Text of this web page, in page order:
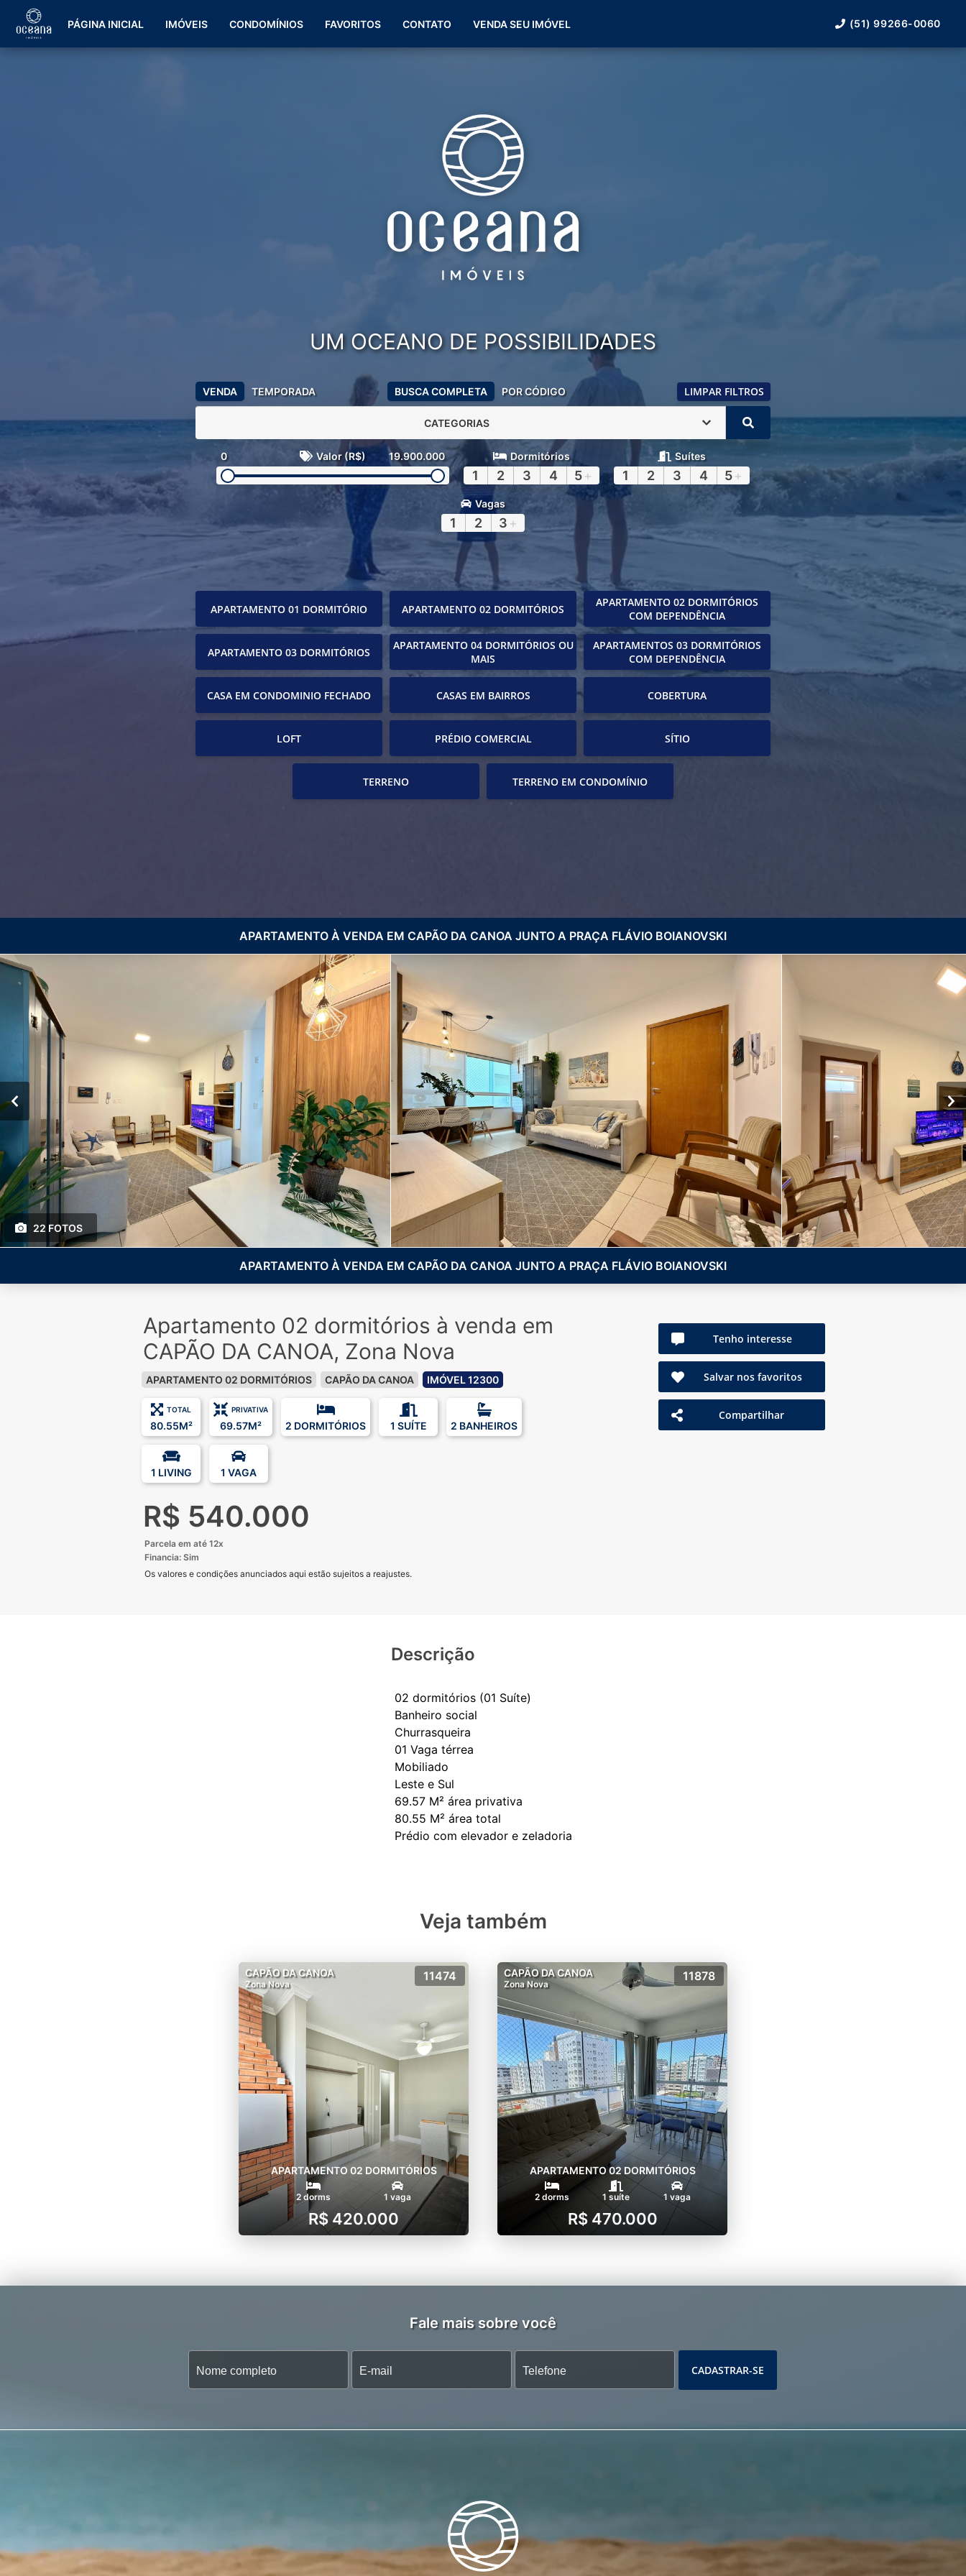
(51) 99266-0060
PÁGINA INICIAL IMÓVEIS CONDOMÍNIOS FAVORITOS CONTATO VENDA SEU IMÓVEL (51) 99266-0060
UM OCEANO DE POSSIBILIDADES
VENDA TEMPORADA BUSCA COMPLETA POR CÓDIGO LIMPAR FILTROS
CATEGORIAS
0 Valor (R$) 19.900.000 Dormitórios
1 2 3 4 5+
Suítes
1 2 3 4 5+
Vagas
1 2 3 +
APARTAMENTO 01 DORMITÓRIO APARTAMENTO 02 DORMITÓRIOS
APARTAMENTO 02 DORMITÓRIOS
COM DEPENDÊNCIA
APARTAMENTO 03 DORMITÓRIOS
APARTAMENTO 04 DORMITÓRIOS OU
MAIS
APARTAMENTOS 03 DORMITÓRIOS
COM DEPENDÊNCIA
CASA EM CONDOMINIO FECHADO CASAS EM BAIRROS COBERTURA
LOFT PRÉDIO COMERCIAL SÍTIO
TERRENO TERRENO EM CONDOMÍNIO
APARTAMENTO À VENDA EM CAPÃO DA CANOA JUNTO A PRAÇA FLÁVIO BOIANOVSKI
22 FOTOS
APARTAMENTO À VENDA EM CAPÃO DA CANOA JUNTO A PRAÇA FLÁVIO BOIANOVSKI
Apartamento 02 dormitórios à venda em
CAPÃO DA CANOA, Zona Nova
APARTAMENTO 02 DORMITÓRIOS CAPÃO DA CANOA IMÓVEL 12300
TOTAL
80.55M²
PRIVATIVA
69.57M² 2 DORMITÓRIOS 1 SUÍTE 2 BANHEIROS
1 LIVING 1 VAGA
R$ 540.000
Parcela em até 12x
Financia: Sim
Os valores e condições anunciados aqui estão sujeitos a reajustes.
Tenho interesse
Salvar nos favoritos
Compartilhar
Descrição
02 dormitórios (01 Suíte)
Banheiro social
Churrasqueira
01 Vaga térrea
Mobiliado
Leste e Sul
69.57 M² área privativa
⁠80.55 M² área total
Veja também
CAPÃO DA CANOA
Zona Nova
11474
APARTAMENTO 02 DORMITÓRIOS
2 dorms 1 vaga
R$ 420.000
CAPÃO DA CANOA
Zona Nova
11878
APARTAMENTO 02 DORMITÓRIOS
2 dorms 1 suíte 1 vaga
R$ 470.000
Fale mais sobre você
CADASTRAR-SE